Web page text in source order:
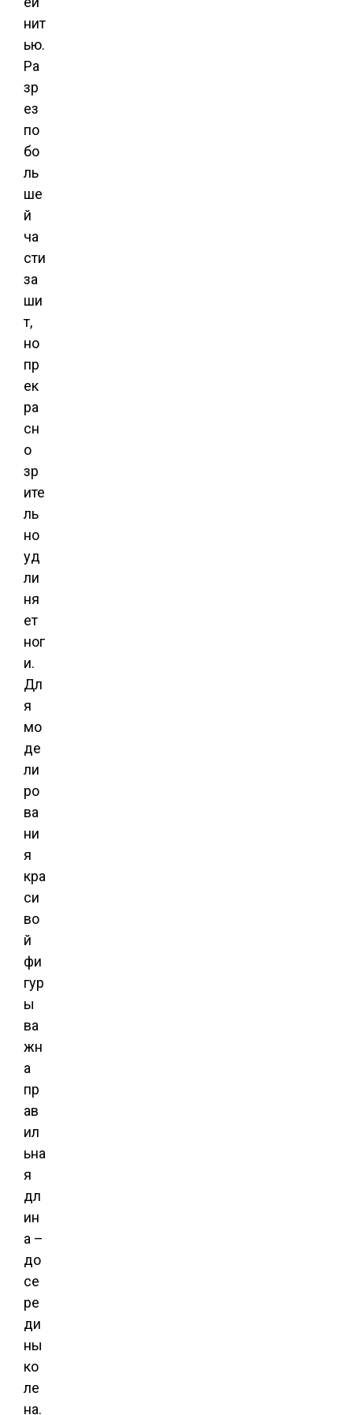
нит
ью.
Ра
зр
ез
по
бо
ль
ше
й
ча
сти
за
ши
т,
но
пр
ек
ра
сн
о
зр
ите
ль
но
уд
ли
ня
ет
ног
и.
Дл
я
мо
де
ли
ро
ва
ни
я
кра
си
во
й
фи
гур
ы
ва
жн
а
пр
ав
ил
ьна
я
дл
ин
а –
до
се
ре
ди
ны
ко
ле
на.